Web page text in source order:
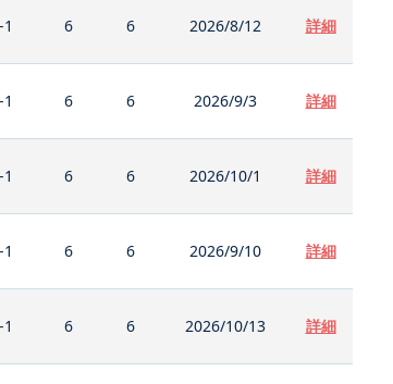
6 6 2026/8/12 詳細
6 6 2026/9/3 詳細
6 6 2026/10/1 詳細
6 6 2026/9/10 詳細
6 6 2026/10/13 詳細